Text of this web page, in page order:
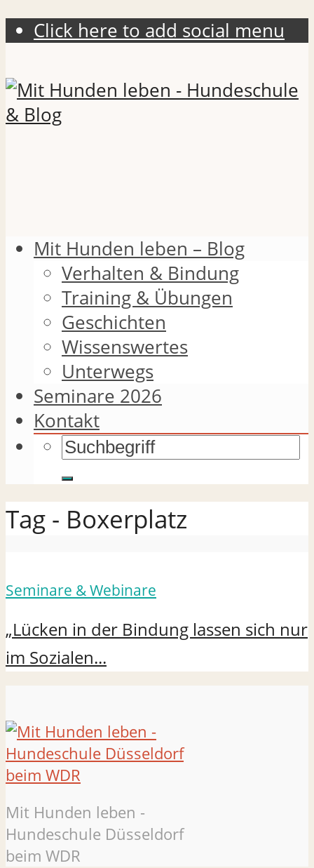
Click here to add social menu
Mit Hunden leben – Blog
Verhalten & Bindung
Training & Übungen
Geschichten
Wissenswertes
Unterwegs
Seminare 2026
Kontakt
Tag - Boxerplatz
Seminare & Webinare
„Lücken in der Bindung lassen sich nur
im Sozialen...
Mit Hunden leben -
Hundeschule Düsseldorf
beim WDR